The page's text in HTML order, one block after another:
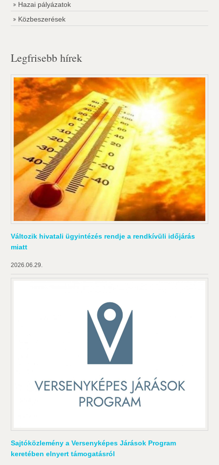
Hazai pályázatok
Közbeszerések
Legfrisebb hírek
Változik hivatali ügyintézés rendje a rendkívüli időjárás
miatt
2026.06.29.
Sajtóközlemény a Versenyképes Járások Program
keretében elnyert támogatásról